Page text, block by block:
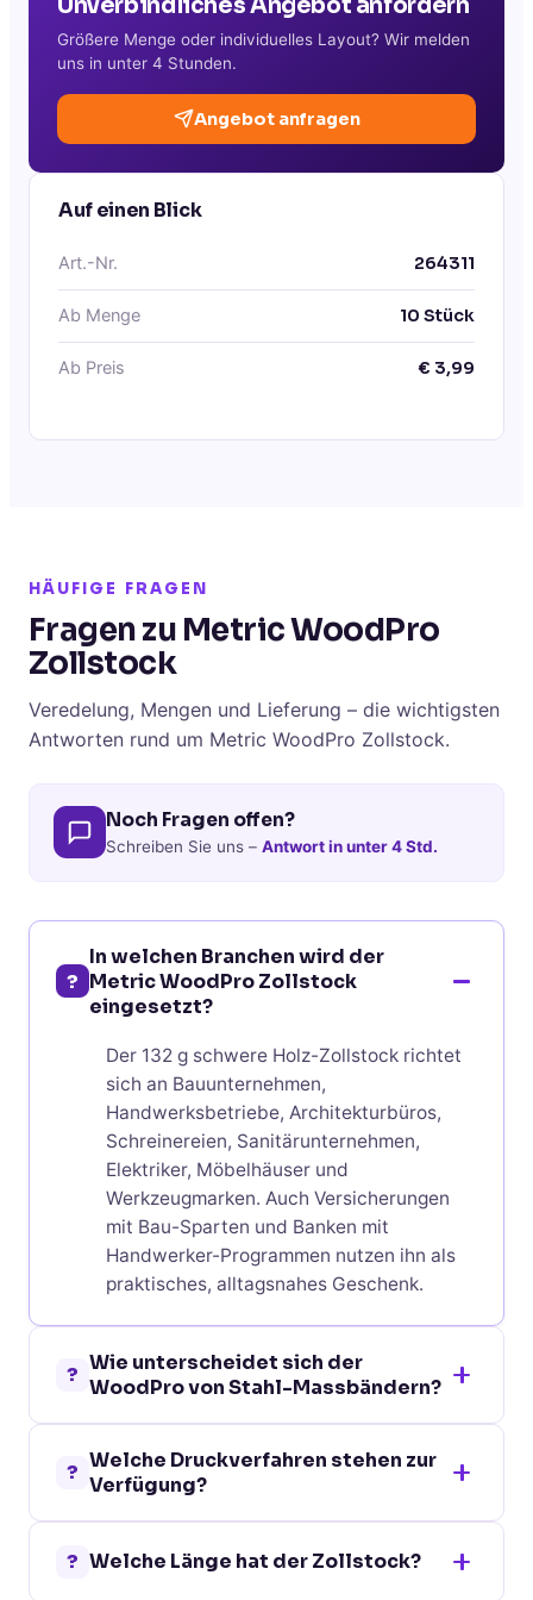
Größere Menge oder individuelles Layout? Wir melden
uns in unter 4 Stunden.
Angebot anfragen
Auf einen Blick
Art.-Nr. 264311
Ab Menge 10 Stück
Ab Preis € 3,99
HÄUFIGE FRAGEN
Fragen zu Metric WoodPro
Zollstock
Veredelung, Mengen und Lieferung – die wichtigsten
Antworten rund um Metric WoodPro Zollstock.
Noch Fragen offen?
Schreiben Sie uns – Antwort in unter 4 Std.
?
In welchen Branchen wird der
Metric WoodPro Zollstock
eingesetzt?
Der 132 g schwere Holz-Zollstock richtet
sich an Bauunternehmen,
Handwerksbetriebe, Architekturbüros,
Schreinereien, Sanitärunternehmen,
Elektriker, Möbelhäuser und
Werkzeugmarken. Auch Versicherungen
mit Bau-Sparten und Banken mit
Handwerker-Programmen nutzen ihn als
praktisches, alltagsnahes Geschenk.
? Wie unterscheidet sich der
WoodPro von Stahl-Massbändern?
klassische Wahl im Handwerk, da sie in
genormten Längen (typischerweise 2 m)
ausklappbar und damit präziser für gerade
Messungen sind. Stahl-Massbänder
eignen sich für lange Distanzen, sind aber
? Welche Druckverfahren stehen zur
Verfügung?
Farben (50 x 5 mm) und Tampondruck
? Welche Länge hat der Zollstock?